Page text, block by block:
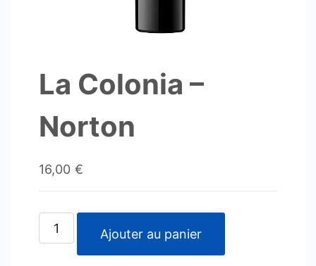
La Colonia –
Norton
16,00 €
quantité
de
Ajouter au panier